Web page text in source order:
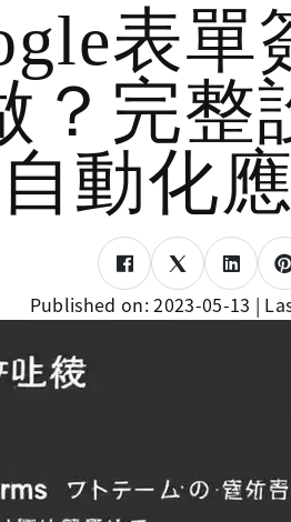
表單
？完整
自動化
Published on:2023-05-13 |